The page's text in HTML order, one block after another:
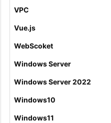
VPC
Vue.js
WebScoket
Windows Server
Windows Server 2022
Windows10
Windows11